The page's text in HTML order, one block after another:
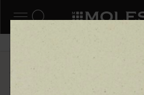
ナビゲーションの
検索 (キーワー
6,500円以上のご
ーを閉じる
ショップ
さくら ダイアリー